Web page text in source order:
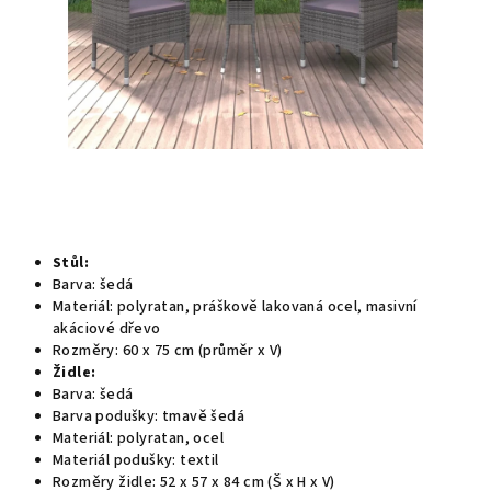
Stůl:
Barva: šedá
Materiál: polyratan, práškově lakovaná ocel, masivní
akáciové dřevo
Rozměry: 60 x 75 cm (průměr x V)
Židle:
Barva: šedá
Barva podušky: tmavě šedá
Materiál: polyratan, ocel
Materiál podušky: textil
Rozměry židle: 52 x 57 x 84 cm (Š x H x V)